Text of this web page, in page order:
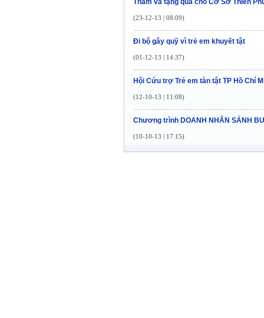
Thăm và tặng quà cho Cơ Sở Thiên
(23-12-13 | 08:09)
Đi bộ gây quỹ vì trẻ em khuyết tật
(01-12-13 | 14:37)
Hội Cứu trợ Trẻ em tàn tật TP Hồ Chí
(12-10-13 | 11:08)
Chương trình DOANH NHÂN SÁNH
(10-10-13 | 17:15)